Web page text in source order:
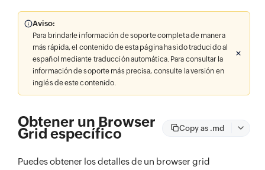
Aviso:
Para brindarle información de soporte completa de manera
más rápida, el contenido de esta página ha sido traducido al
español mediante traducción automática. Para consultar la
información de soporte más precisa, consulte la versión en
inglés de este contenido.
Obtener un Browser
Grid específico Copy as .md
Puedes obtener los detalles de un browser grid